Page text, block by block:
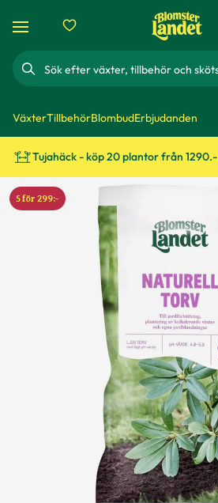
Sök
VäxterTillbehörBlombudErbjudanden
Tujahäck - köp 20 plantor från 1290.-
5 för 299:-